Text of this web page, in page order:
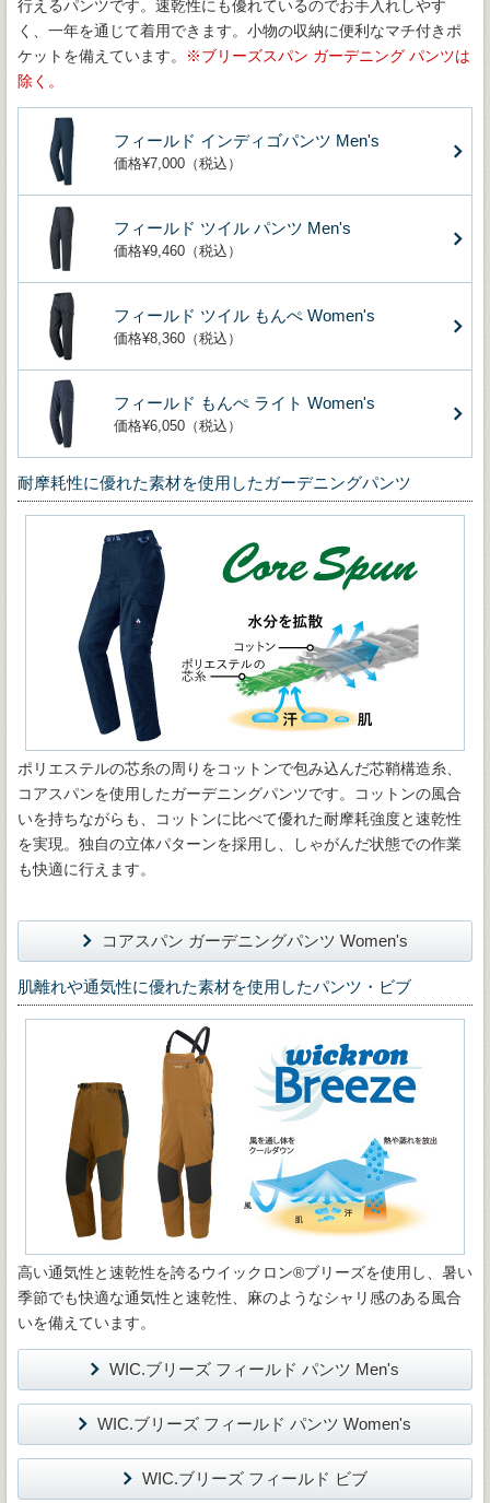
行えるパンツです。速乾性にも優れているのでお手入れしやす
く、一年を通じて着用できます。小物の収納に便利なマチ付きポ
ケットを備えています。
ブリーズスパン ガーデニング パンツは
除く。
フィールド インディゴパンツ Men's
価格¥7,000（税込）
フィールド ツイル パンツ Men's
価格¥9,460（税込）
フィールド ツイル もんぺ Women's
価格¥8,360（税込）
フィールド もんぺ ライト Women's
価格¥6,050（税込）
耐摩耗性に優れた素材を使用したガーデニングパンツ
ポリエステルの芯糸の周りをコットンで包み込んだ芯鞘構造糸、
コアスパンを使用したガーデニングパンツです。コットンの風合
いを持ちながらも、コットンに比べて優れた耐摩耗強度と速乾性
を実現。独自の立体パターンを採用し、しゃがんだ状態での作業
も快適に行えます。
コアスパン ガーデニングパンツ Women's
肌離れや通気性に優れた素材を使用したパンツ・ビブ
高い通気性と速乾性を誇るウイックロン®ブリーズを使用し、暑い
季節でも快適な通気性と速乾性、麻のようなシャリ感のある風合
いを備えています。
WIC.ブリーズ フィールド パンツ Men's
WIC.ブリーズ フィールド パンツ Women's
WIC.ブリーズ フィールド ビブ